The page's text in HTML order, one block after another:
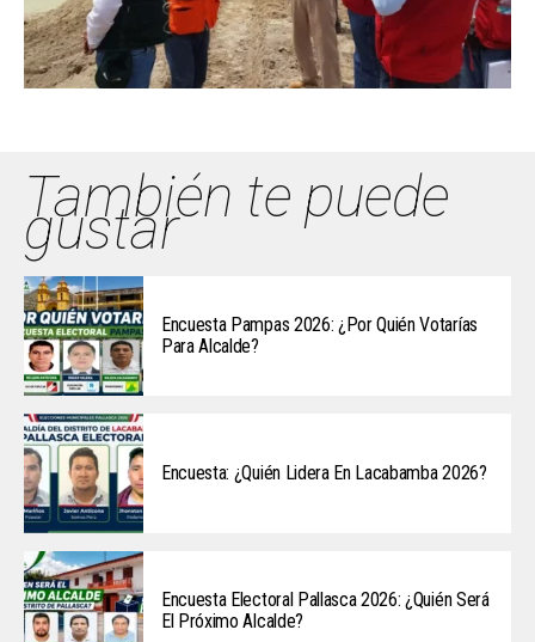
También te puede
gustar
Encuesta Pampas 2026: ¿Por Quién Votarías
Para Alcalde?
Encuesta: ¿Quién Lidera En Lacabamba 2026?
Encuesta Electoral Pallasca 2026: ¿Quién Será
El Próximo Alcalde?